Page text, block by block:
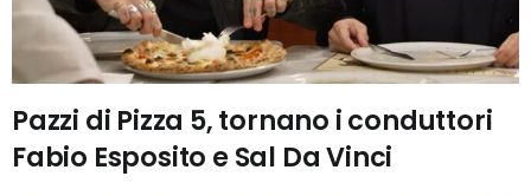
Pazzi di Pizza 5, tornano i conduttori
Fabio Esposito e Sal Da Vinci